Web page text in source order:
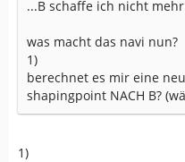
...B schaffe ich nicht
was macht das navi nun?
1)
berechnet es mir eine
shapingpoint NACH B?
1)